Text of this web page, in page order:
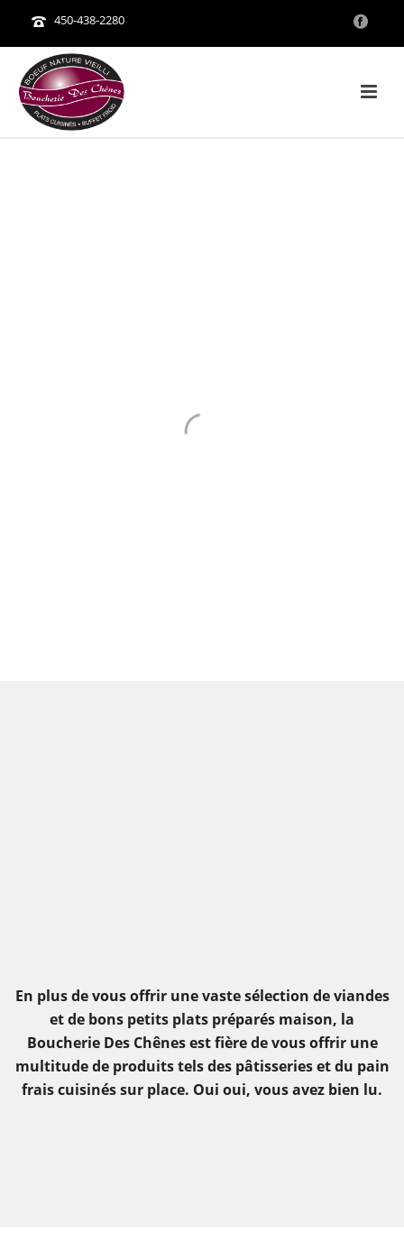
450-438-2280
En plus de vous offrir une vaste sélection de viandes
et de bons petits plats préparés maison, la
Boucherie Des Chênes est fière de vous offrir une
multitude de produits tels des pâtisseries et du pain
frais cuisinés sur place. Oui oui, vous avez bien lu.